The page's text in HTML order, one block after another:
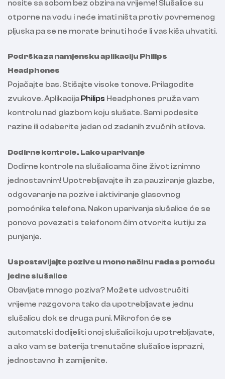
nosite sa sobom bez obzira na vrijeme! Slušalice su
otporne na vodu i neće imati ništa protiv povremenog
pljuska pa se ne morate brinuti hoće li vas kiša uhvatiti.
Podrška za namjensku aplikaciju Philips
Headphones
Pojačajte bas. Stišajte visoke tonove. Prilagodite
zvukove. Aplikacija Philips Headphones pruža vam
kontrolu nad glazbom koju slušate. Sami podesite
razine ili odaberite jedan od zadanih zvučnih stilova.
Dodirne kontrole. Lako uparivanje
Dodirne kontrole na slušalicama čine život iznimno
jednostavnim! Upotrebljavajte ih za pauziranje glazbe,
odgovaranje na pozive i aktiviranje glasovnog
pomoćnika telefona. Nakon uparivanja slušalice će se
ponovo povezati s telefonom čim otvorite kutiju za
punjenje.
Uspostavljajte pozive u mono načinu rada s pomoću
jedne slušalice
Obavljate mnogo poziva? Možete udvostručiti
vrijeme razgovora tako da upotrebljavate jednu
slušalicu dok se druga puni. Mikrofon će se
automatski dodijeliti onoj slušalici koju upotrebljavate,
a ako vam se baterija trenutačne slušalice isprazni,
jednostavno ih zamijenite.